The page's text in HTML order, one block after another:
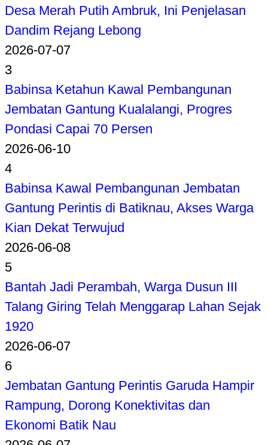
Desa Merah Putih Ambruk, Ini Penjelasan
Dandim Rejang Lebong
2026-07-07
3
Babinsa Ketahun Kawal Pembangunan
Jembatan Gantung Kualalangi, Progres
Pondasi Capai 70 Persen
2026-06-10
4
Babinsa Kawal Pembangunan Jembatan
Gantung Perintis di Batiknau, Akses Warga
Kian Dekat Terwujud
2026-06-08
5
Bantah Jadi Perambah, Warga Dusun III
Talang Giring Telah Menggarap Lahan Sejak
1920
2026-06-07
6
Jembatan Gantung Perintis Garuda Hampir
Rampung, Dorong Konektivitas dan
Ekonomi Batik Nau